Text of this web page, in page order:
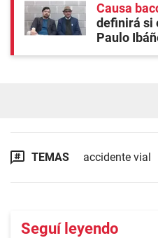
Causa
definirá si
Paulo
TEMAS accidente vial
Seguí leyendo